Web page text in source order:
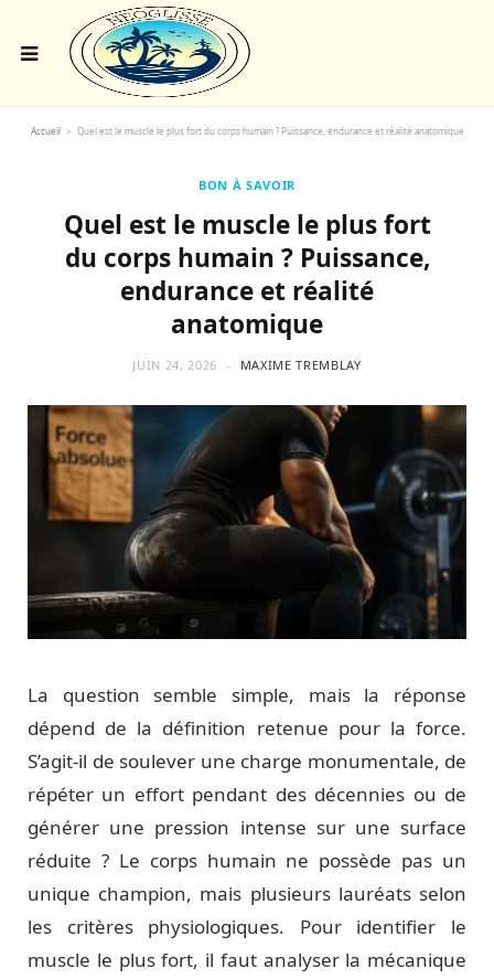
Accueil > Quel est le muscle le plus fort du corps humain ? Puissance, endurance et réalité anatomique
BON À SAVOIR
Quel est le muscle le plus fort
du corps humain ? Puissance,
endurance et réalité
anatomique
JUIN 24, 2026 MAXIME TREMBLAY
La question semble simple, mais la réponse
dépend de la définition retenue pour la force.
S’agit-il de soulever une charge monumentale, de
répéter un effort pendant des décennies ou de
générer une pression intense sur une surface
réduite ? Le corps humain ne possède pas un
unique champion, mais plusieurs lauréats selon
les critères physiologiques. Pour identifier le
muscle le plus fort, il faut analyser la mécanique